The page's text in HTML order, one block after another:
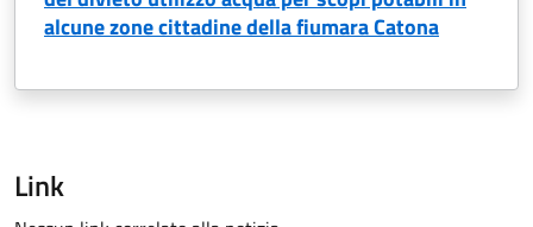
alcune zone cittadine della fiumara Catona
Link